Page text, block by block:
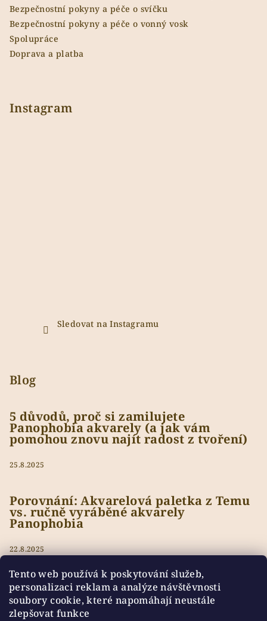
Tento web používá k poskytování služeb,
personalizaci reklam a analýze návštěvnosti
soubory cookie, které napomáhají neustále
zlepšovat funkce
Bezpečnostní pokyny a péče o svíčku
Bezpečnostní pokyny a péče o vonný vosk
Spolupráce
Doprava a platba
Instagram
Sledovat na Instagramu
Blog
5 důvodů, proč si zamilujete
Panophobia akvarely (a jak vám
pomohou znovu najít radost z tvoření)
25.8.2025
Porovnání: Akvarelová paletka z Temu
vs. ručně vyráběné akvarely
Panophobia
22.8.2025
Přijímáme online platby